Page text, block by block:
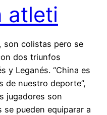
atleti
son colistas pero se
dos triunfos
y Leganés. “China es
de nuestro deporte”,
jugadores son
pueden equiparar a